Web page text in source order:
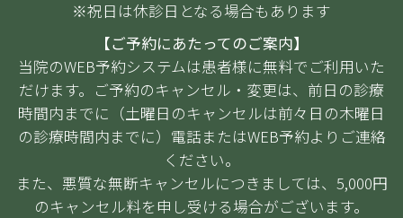
※祝日は休診日となる場合もあります
【ご予約にあたってのご案内】
当院のWEB予約システムは患者様に無料でご利用いた
だけます。ご予約のキャンセル・変更は、前日の診療
時間内までに（土曜日のキャンセルは前々日の木曜日
の診療時間内までに）電話またはWEB予約よりご連絡
ください。
また、悪質な無断キャンセルにつきましては、5,000円
のキャンセル料を申し受ける場合がございます。